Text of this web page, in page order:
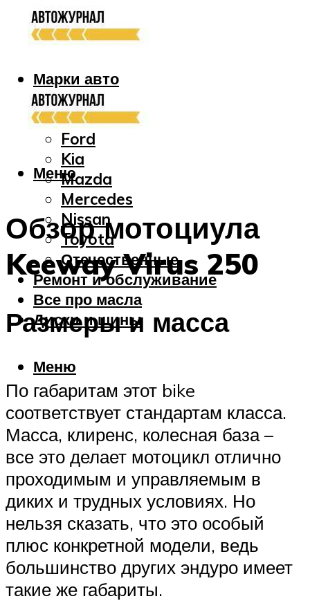
Марки авто
Audi
Bmw
Ford
Kia
Mazda
Mercedes
Nissan
Toyota
Отечественные
Ремонт и обслуживание
Все про масла
Диски и шины
Меню
Меню
Обзор мотоциула
Keeway Virus 250
Размеры и масса
По габаритам этот bike
соответствует стандартам класса.
Масса, клиренс, колесная база –
все это делает мотоцикл отлично
проходимым и управляемым в
диких и трудных условиях. Но
нельзя сказать, что это особый
плюс конкретной модели, ведь
большинство других эндуро имеет
такие же габариты.